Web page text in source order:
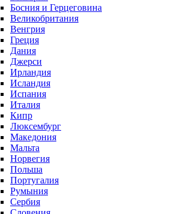
Босния и Герцеговина
Великобритания
Венгрия
Греция
Дания
Джерси
Ирландия
Исландия
Испания
Италия
Кипр
Люксембург
Македония
Мальта
Норвегия
Польша
Португалия
Румыния
Сербия